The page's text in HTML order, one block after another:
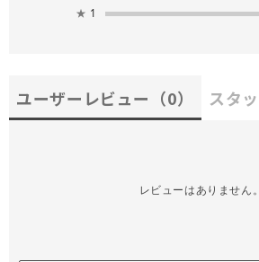
★ 1
ユーザーレビュー （0） スタ
レビューはありません。